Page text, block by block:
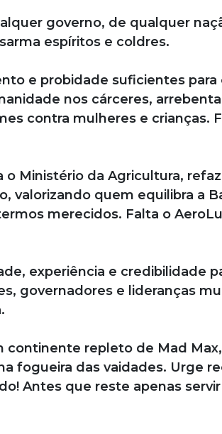
governo, de qualquer
espíritos e coldres.
e probidade suficientes
nos cárceres,
contra mulheres e crianças.
o Ministério da Agricultura,
valorizando quem equilibra a
merecidos. Falta o
experiência e credibilidade
governadores e lideranças
continente repleto de Mad
fogueira das vaidades. Urge
Antes que reste apenas